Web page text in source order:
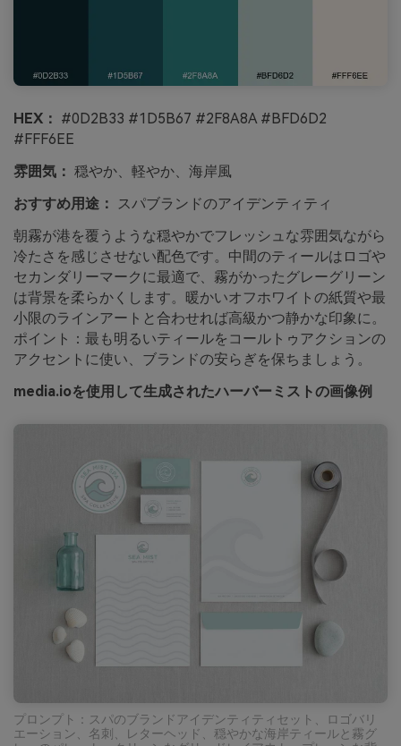
HEX： #0D2B33 #1D5B67 #2F8A8A #BFD6D2
#FFF6EE
雰囲気： 穏やか、軽やか、海岸風
おすすめ用途： スパブランドのアイデンティティ
朝霧が港を覆うような穏やかでフレッシュな雰囲気ながら
冷たさを感じさせない配色です。中間のティールはロゴや
セカンダリーマークに最適で、霧がかったグレーグリーン
は背景を柔らかくします。暖かいオフホワイトの紙質や最
小限のラインアートと合わせれば高級かつ静かな印象に。
ポイント：最も明るいティールをコールトゥアクションの
アクセントに使い、ブランドの安らぎを保ちましょう。
media.ioを使用して生成されたハーバーミストの画像例
プロンプト：スパのブランドアイデンティティセット、ロゴバリ
エーション、名刺、レターヘッド、穏やかな海岸ティールと霧グ